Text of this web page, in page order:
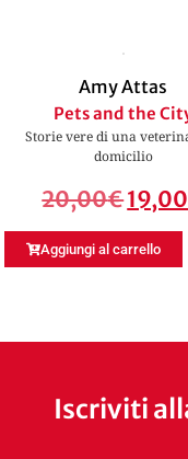
Amy Attas
Pets and the
Storie vere di una
domicilio
20,00€19,00
Aggiungi al carrello
Iscriviti